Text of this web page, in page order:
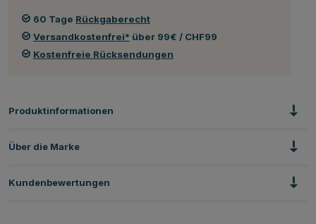
60 Tage Rückgaberecht
Versandkostenfrei* über 99€ / CHF99
Kostenfreie Rücksendungen
Produktinformationen
Über die Marke
Kundenbewertungen